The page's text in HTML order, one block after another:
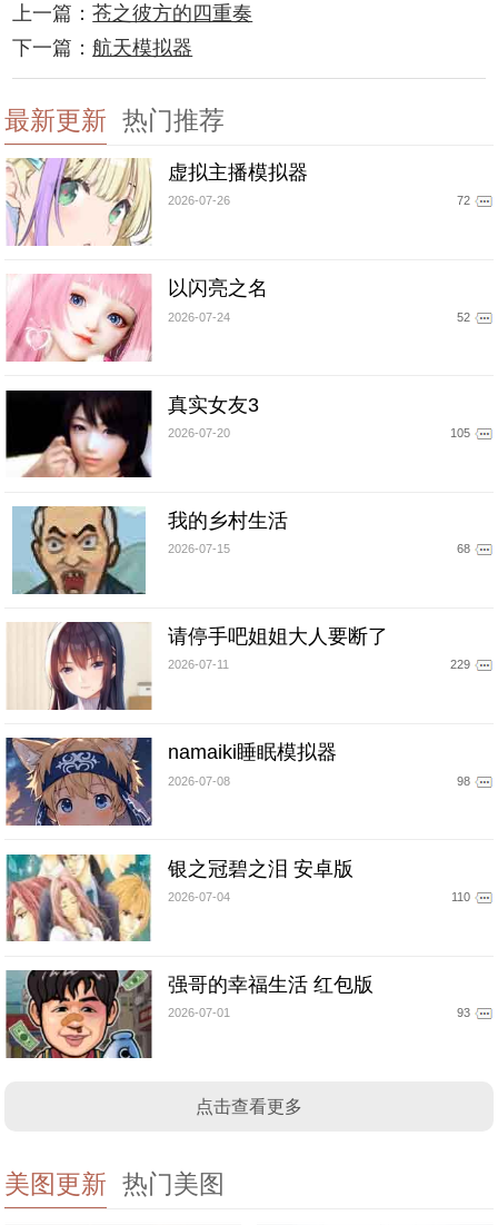
上一篇：苍之彼方的四重奏
下一篇：航天模拟器
最新更新 热门推荐
虚拟主播模拟器
2026-07-26 72
以闪亮之名
2026-07-24 52
真实女友3
2026-07-20 105
我的乡村生活
2026-07-15 68
请停手吧姐姐大人要断了
2026-07-11 229
namaiki睡眠模拟器
2026-07-08 98
银之冠碧之泪 安卓版
2026-07-04 110
强哥的幸福生活 红包版
2026-07-01 93
点击查看更多
美图更新 热门美图